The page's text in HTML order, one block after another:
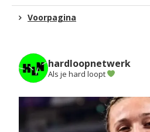
Voorpagina
hardloopnetwerk
Als je hard loopt